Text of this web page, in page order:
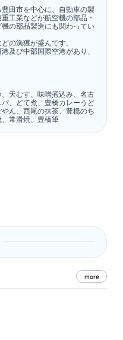
田市を中心に、自動車の製
工業などが航空機の部品・
の部品製造にも関わってい
の漁獲が盛んです。
及び中部国際空港があり、
天むす、味噌煮込み、名古
、どて煮、豊橋カレーうど
ん、西尾の抹茶、豊橋のち
常滑焼、豊橋筆
more